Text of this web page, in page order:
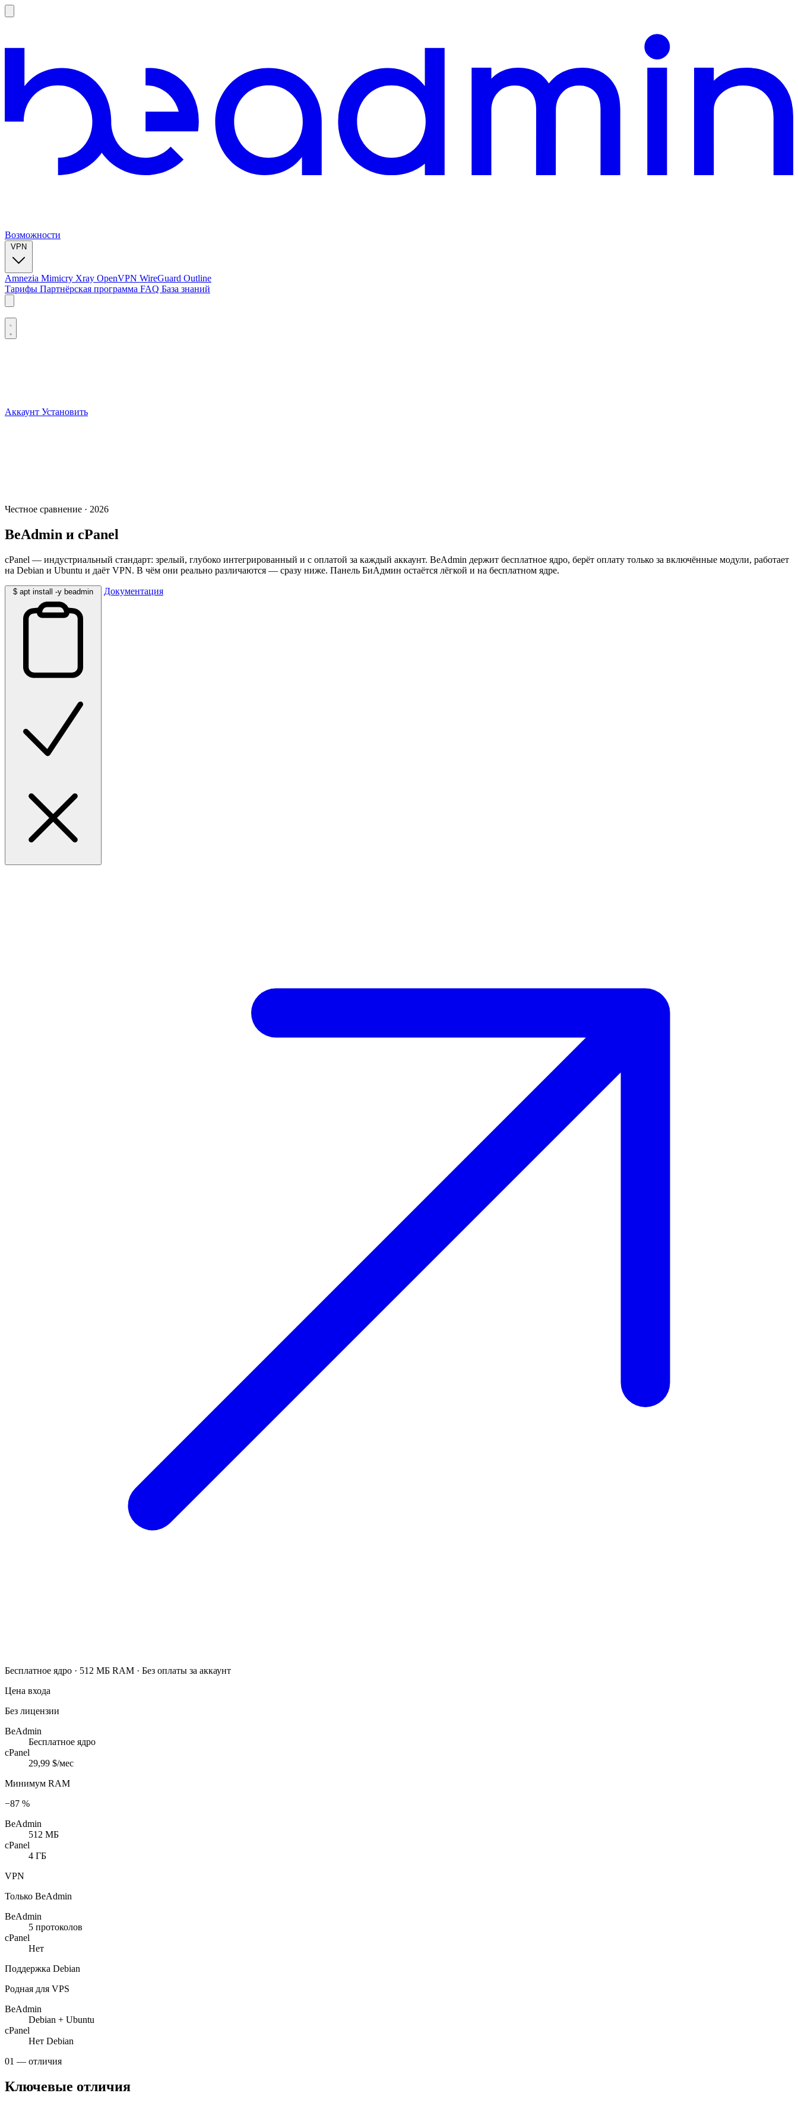
Возможности
Amnezia Mimicry Xray OpenVPN WireGuard Outline
Тарифы Партнёрская программа FAQ База знаний
Аккаунт Установить
Честное сравнение · 2026
BeAdmin и cPanel
cPanel — индустриальный стандарт: зрелый, глубоко интегрированный и с оплатой за каждый аккаунт. BeAdmin держит бесплатное ядро, берёт оплату только за включённые модули, работает
на Debian и Ubuntu и даёт VPN. В чём они реально различаются — сразу ниже. Панель БиАдмин остаётся лёгкой и на бесплатном ядре.
$ apt install -y beadmin Документация
Бесплатное ядро · 512 МБ RAM · Без оплаты за аккаунт
Цена входа
Без лицензии
BeAdmin
Бесплатное ядро
cPanel
29,99 $/мес
Минимум RAM
−87 %
BeAdmin
512 МБ
cPanel
4 ГБ
VPN
Только BeAdmin
BeAdmin
5 протоколов
cPanel
Нет
Поддержка Debian
Родная для VPS
BeAdmin
Debian + Ubuntu
cPanel
Нет Debian
01 — отличия
Ключевые отличия